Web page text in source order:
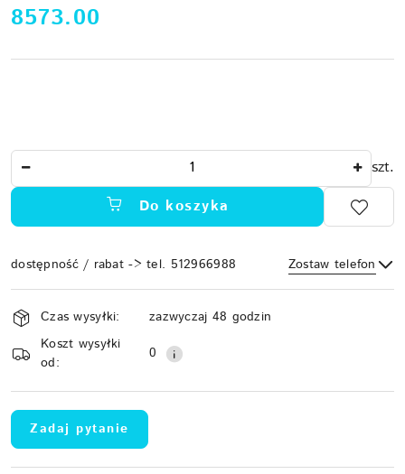
cena:
8573.00
szt.
Do koszyka
dostępność / rabat -> tel. 512966988 Zostaw telefon
Wyślij
Dostępność
i
dostawa
Czas wysyłki:
zazwyczaj 48 godzin
Koszt wysyłki
od:
0
Zadaj pytanie